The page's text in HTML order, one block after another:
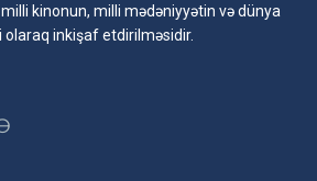
kinonun, milli mədəniyyətin və dünya
olaraq inkişaf etdirilməsidir.